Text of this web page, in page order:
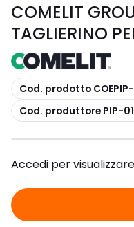
COMELIT
TAGLIERINO
copia
Cod. prodotto
copia
Cod. produttore PIP-
Accedi per